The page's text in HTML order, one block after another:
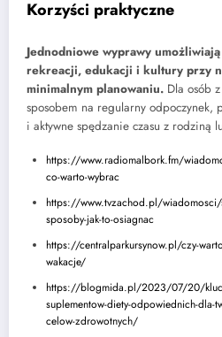
Korzyści praktyczne
Jednodniowe wyprawy
rekreacji, edukacji i kultury przy
minimalnym planowaniu. Dla osób
sposobem na regularny odpoczynek,
i aktywne spędzanie czasu z rodziną
https://www.radiomalbork.fm/
co-warto-wybrac
https://www.tvzachod.pl/
sposoby-jak-to-osiagnac
https://centralparkursynow.pl/czy-
wakacje/
https://blogmida.pl/2023/07/20/
suplementow-diety-odpowiednich-dla-
celow-zdrowotnych/